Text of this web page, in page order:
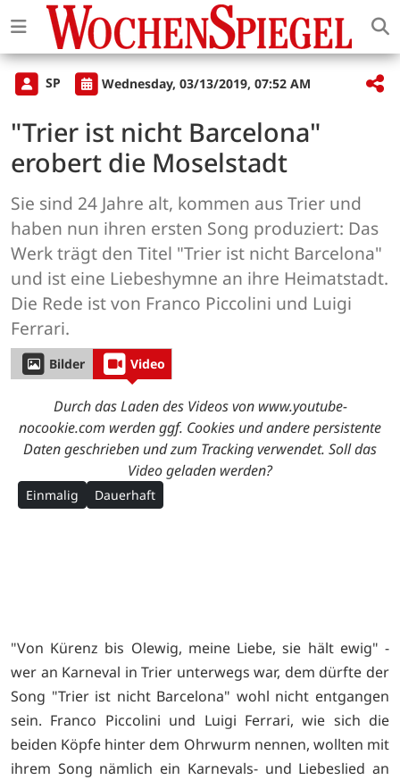
SP Wednesday, 03/13/2019, 07:52 AM
"Trier ist nicht Barcelona"
erobert die Moselstadt
Sie sind 24 Jahre alt, kommen aus Trier und
haben nun ihren ersten Song produziert: Das
Werk trägt den Titel "Trier ist nicht Barcelona"
und ist eine Liebeshymne an ihre Heimatstadt.
Die Rede ist von Franco Piccolini und Luigi
Ferrari.
Bilder Video
Durch das Laden des Videos von www.youtube-
nocookie.com werden ggf. Cookies und andere persistente
Daten geschrieben und zum Tracking verwendet. Soll das
Video geladen werden?
Einmalig Dauerhaft
"Von Kürenz bis Olewig, meine Liebe, sie hält ewig" -
wer an Karneval in Trier unterwegs war, dem dürfte der
Song "Trier ist nicht Barcelona" wohl nicht entgangen
sein. Franco Piccolini und Luigi Ferrari, wie sich die
beiden Köpfe hinter dem Ohrwurm nennen, wollten mit
ihrem Song nämlich ein Karnevals- und Liebeslied an